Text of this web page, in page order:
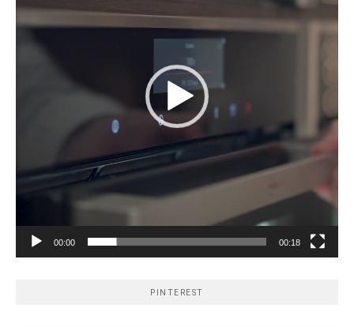
00:00 00:18
PINTEREST